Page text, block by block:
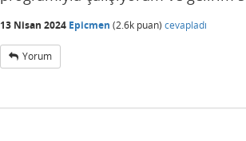
13 Nisan 2024 Epicmen (2.6k puan) cevapladı
Yorum